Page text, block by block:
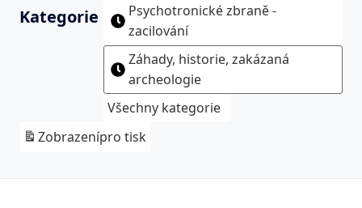
Kategorie
Psychotronické zbraně -
zacilování
Záhady, historie, zakázaná
archeologie
Všechny kategorie
Zobrazenípro tisk